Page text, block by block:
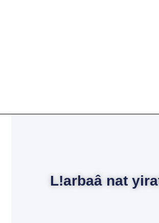
L!arbaâ nat